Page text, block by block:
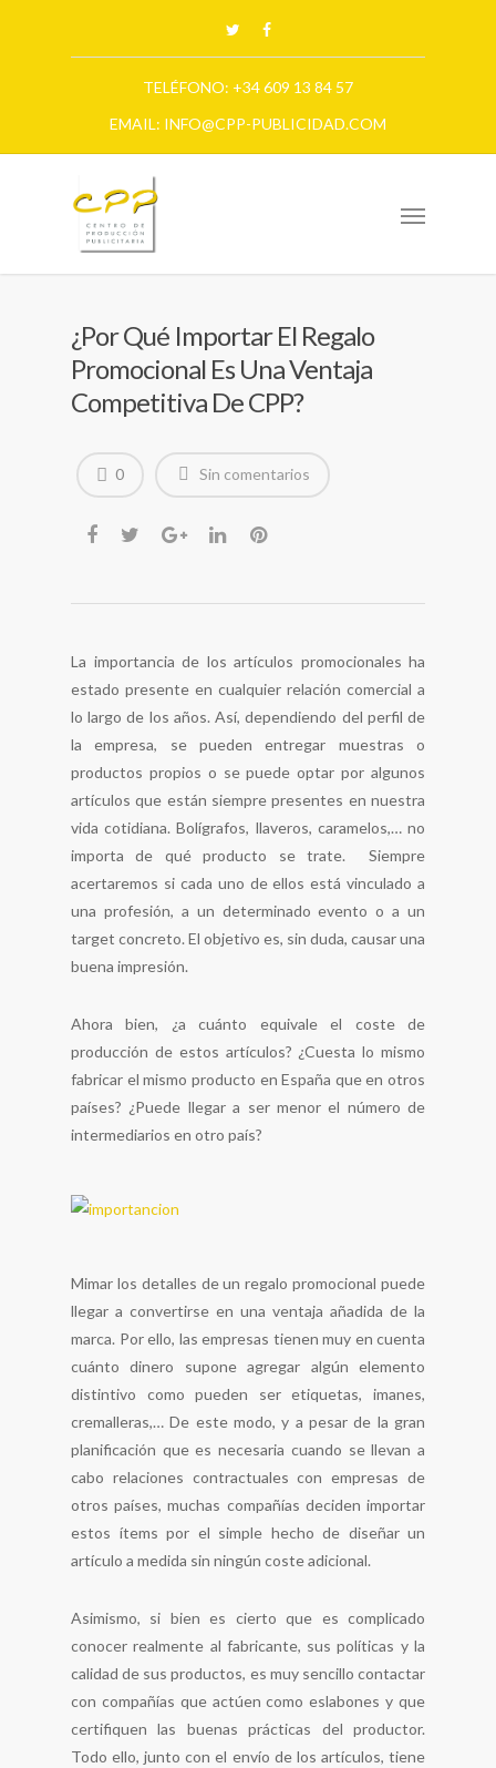
TELÉFONO: +34 609 13 84 57
EMAIL: INFO@CPP-PUBLICIDAD.COM
¿Por Qué Importar El Regalo
Promocional Es Una Ventaja
Competitiva De CPP?
Sin comentarios
0
La importancia de los artículos promocionales ha
estado presente en cualquier relación comercial a
lo largo de los años. Así, dependiendo del perfil de
la empresa, se pueden entregar muestras o
productos propios o se puede optar por algunos
artículos que están siempre presentes en nuestra
vida cotidiana. Bolígrafos, llaveros, caramelos,… no
importa de qué producto se trate. Siempre
acertaremos si cada uno de ellos está vinculado a
una profesión, a un determinado evento o a un
target concreto. El objetivo es, sin duda, causar una
buena impresión.
Ahora bien, ¿a cuánto equivale el coste de
producción de estos artículos? ¿Cuesta lo mismo
fabricar el mismo producto en España que en otros
países? ¿Puede llegar a ser menor el número de
intermediarios en otro país?
Mimar los detalles de un regalo promocional puede
llegar a convertirse en una ventaja añadida de la
marca. Por ello, las empresas tienen muy en cuenta
cuánto dinero supone agregar algún elemento
distintivo como pueden ser etiquetas, imanes,
cremalleras,… De este modo, y a pesar de la gran
planificación que es necesaria cuando se llevan a
cabo relaciones contractuales con empresas de
otros países, muchas compañías deciden importar
estos ítems por el simple hecho de diseñar un
artículo a medida sin ningún coste adicional.
Asimismo, si bien es cierto que es complicado
conocer realmente al fabricante, sus políticas y la
calidad de sus productos, es muy sencillo contactar
con compañías que actúen como eslabones y que
certifiquen las buenas prácticas del productor.
Todo ello, junto con el envío de los artículos, tiene